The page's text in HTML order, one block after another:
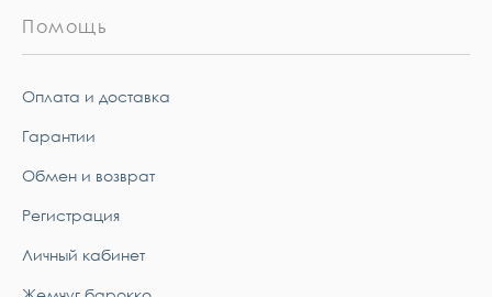
Помощь
Оплата и доставка
Гарантии
Обмен и возврат
Регистрация
Личный кабинет